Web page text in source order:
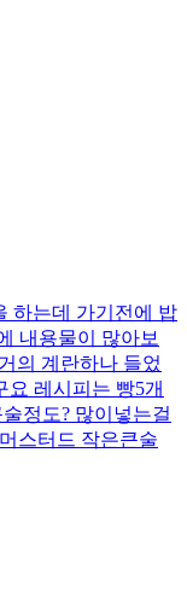
하는데 가기전에 밥
내용물이 많아보
의 계란하나 들었
레시피는 빵5개
정도? 많이넣는걸
스터드 작은큰술